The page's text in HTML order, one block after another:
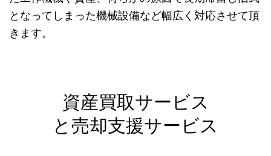
となってしまった機械設備など幅広く対応させて頂
きます。
資産買取サービス
と売却支援サービス